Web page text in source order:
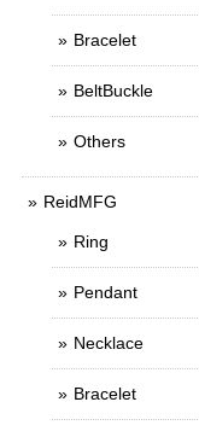
Bracelet
BeltBuckle
Others
ReidMFG
Ring
Pendant
Necklace
Bracelet